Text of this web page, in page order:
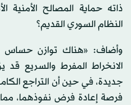
ذاته حماية المصالح
النظام السوري القديم؟
وأضاف: «هناك توازن حساس
الانخراط المفرط والسريع قد
جديدة، في حين أن التراجع
فرصة إعادة فرض نفوذهما،